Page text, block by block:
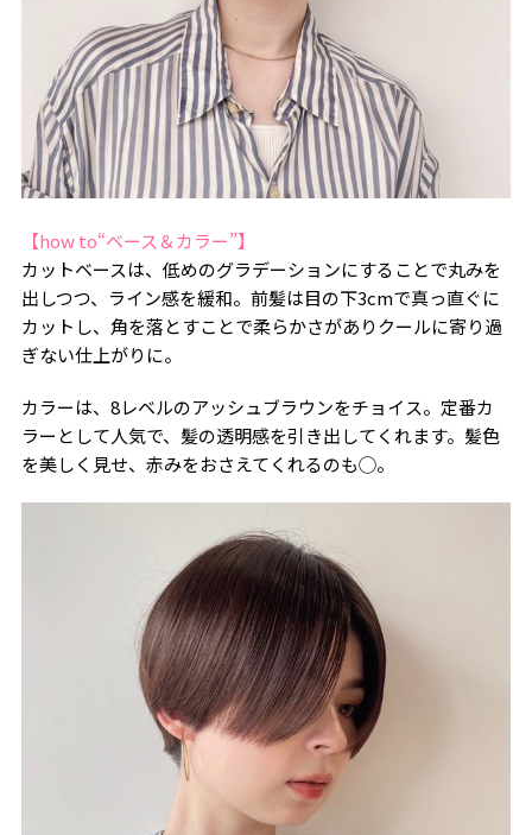
【how to“ベース＆カラー”】
カットベースは、低めのグラデーションにすることで丸みを
出しつつ、ライン感を緩和。前髪は目の下3cmで真っ直ぐに
カットし、角を落とすことで柔らかさがありクールに寄り過
ぎない仕上がりに。
カラーは、8レベルのアッシュブラウンをチョイス。定番カ
ラーとして人気で、髪の透明感を引き出してくれます。髪色
を美しく見せ、赤みをおさえてくれるのも◯。